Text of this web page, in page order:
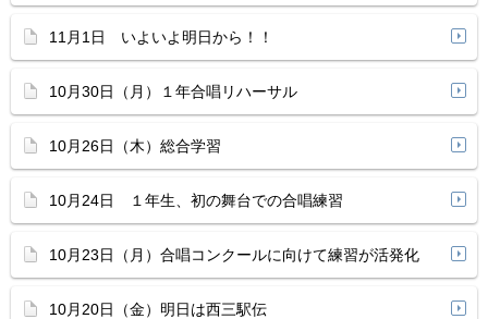
11月1日 いよいよ明日から！！
10月30日（月）１年合唱リハーサル
10月26日（木）総合学習
10月24日 １年生、初の舞台での合唱練習
10月23日（月）合唱コンクールに向けて練習が活発化
10月20日（金）明日は西三駅伝